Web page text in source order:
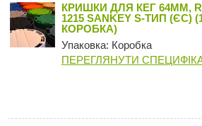
КРИШКИ ДЛЯ КЕГ 64ММ,
1215 SANKEY S-ТИП (ЄС)
КОРОБКА)
Упаковка: Коробка
ПЕРЕГЛЯНУТИ